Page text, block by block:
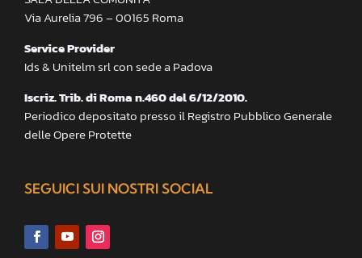
Via Aurelia 796 – 00165 Roma
Service Provider
Ids & Unitelm srl con sede a Padova
Iscriz. Trib. di Roma n.460 del 6/12/2010.
Periodico depositato presso il Registro Pubblico Generale
delle Opere Protette
SEGUICI SUI NOSTRI SOCIAL